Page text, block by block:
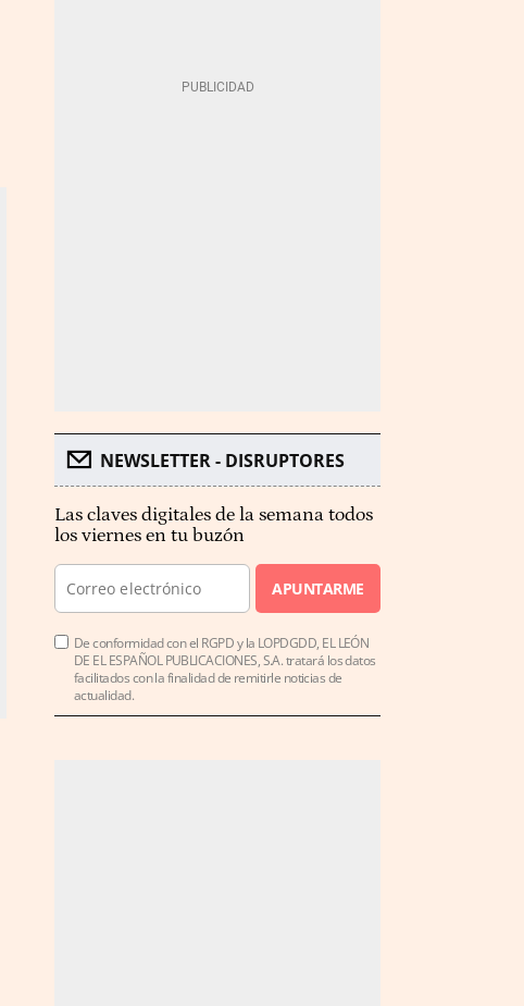
NEWSLETTER - DISRUPTORES
Las claves digitales de la semana todos
los viernes en tu buzón
APUNTARME
De conformidad con el RGPD y la LOPDGDD, EL LEÓN
DE EL ESPAÑOL PUBLICACIONES, S.A. tratará los datos
facilitados con la finalidad de remitirle noticias de
actualidad.